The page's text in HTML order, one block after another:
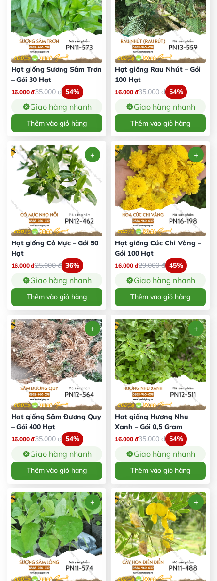
Hạt giống Sương Sâm Trơn
– Gói 30 Hạt
16.000 đ35.000đ 54%
Giao hàng nhanh
Thêm vào giỏ hàng
Hạt giống Rau Nhút – Gói
100 Hạt
16.000 đ35.000đ 54%
Giao hàng nhanh
Thêm vào giỏ hàng
Hạt giống Cỏ Mực – Gói 50
Hạt
16.000 đ25.000đ 36%
Giao hàng nhanh
Thêm vào giỏ hàng
Hạt giống Cúc Chi Vàng –
Gói 100 Hạt
16.000 đ29.000đ 45%
Giao hàng nhanh
Thêm vào giỏ hàng
Hạt giống Sâm Đương Quy
– Gói 400 Hạt
16.000 đ35.000đ 54%
Giao hàng nhanh
Thêm vào giỏ hàng
Hạt giống Hương Nhu
Xanh – Gói 0,5 Gram
16.000 đ35.000đ 54%
Giao hàng nhanh
Thêm vào giỏ hàng